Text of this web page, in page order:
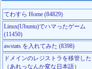
てわすら Home (84829)
Linux(Ubuntu)でハマったゲーム
(11450)
awstats を入れてみた (8398)
ドメインのレジストラを移管した
（あれっなんか変な日本語）